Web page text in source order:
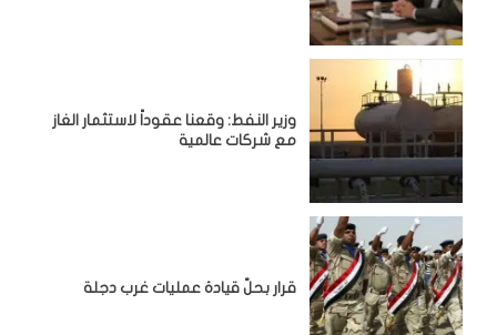
وزير النفط: وقعنا عقوداً لاستثمار الغاز
مع شركات عالمية
قرار بحلّ قيادة عمليات غرب دجلة